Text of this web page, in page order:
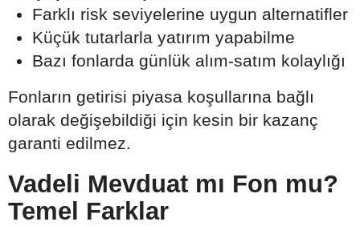
Farklı risk seviyelerine uygun alternatifler
Küçük tutarlarla yatırım yapabilme
Bazı fonlarda günlük alım-satım kolaylığı
Fonların getirisi piyasa koşullarına bağlı
olarak değişebildiği için kesin bir kazanç
garanti edilmez.
Vadeli Mevduat mı Fon mu?
Temel Farklar